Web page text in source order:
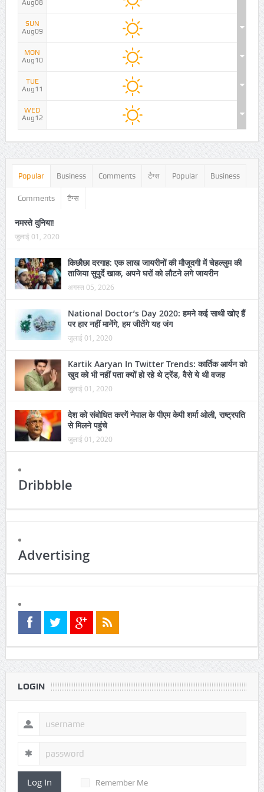
Aug08
SUN
Aug09
MON
Aug10
TUE
Aug11
WED
Aug12
Popular Business Comments टैग्स Popular Business
Comments टैग्स
नमस्ते दुनिया!
जुलाई 01, 2020
किछौछा दरगाह: एक लाख जायरीनों की मौजूदगी में चेहल्लुम की
ताजिया सुपुर्दे खाक, अपने घरों को लौटने लगे जायरीन
अगस्त 05, 2026
National Doctor’s Day 2020: हमने कई साथी खोए हैं
पर हार नहीं मानेंगे, हम जीतेंगे यह जंग
जुलाई 01, 2020
Kartik Aaryan In Twitter Trends: कार्तिक आर्यन को
खुद को भी नहीं पता क्यों हो रहे थे ट्रेंड, वैसे ये थी वजह
जुलाई 01, 2020
देश को संबोधित करगें नेपाल के पीएम केपी शर्मा ओली, राष्ट्रपति
से मिलने पहुंचे
जुलाई 01, 2020
Dribbble
Advertising
LOGIN
Log In Remember Me